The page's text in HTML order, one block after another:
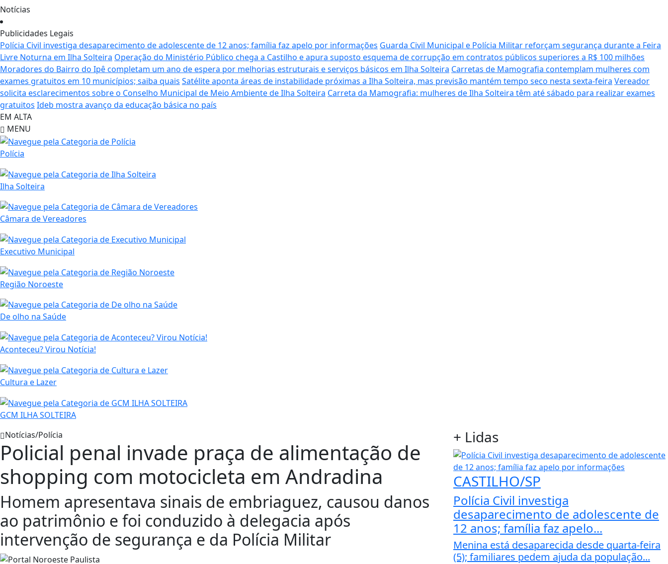
Notícias
Publicidades Legais
Polícia Civil investiga desaparecimento de adolescente de 12 anos; família faz apelo por informações Guarda Civil Municipal e Polícia Militar reforçam segurança durante a Feira
Livre Noturna em Ilha Solteira Operação do Ministério Público chega a Castilho e apura suposto esquema de corrupção em contratos públicos superiores a R$ 100 milhões
Moradores do Bairro do Ipê completam um ano de espera por melhorias estruturais e serviços básicos em Ilha Solteira Carretas de Mamografia contemplam mulheres com
exames gratuitos em 10 municípios; saiba quais Satélite aponta áreas de instabilidade próximas a Ilha Solteira, mas previsão mantém tempo seco nesta sexta-feira Vereador
solicita esclarecimentos sobre o Conselho Municipal de Meio Ambiente de Ilha Solteira Carreta da Mamografia: mulheres de Ilha Solteira têm até sábado para realizar exames
gratuitos Ideb mostra avanço da educação básica no país
EM ALTA
MENU
Polícia
Ilha Solteira
Câmara de Vereadores
Executivo Municipal
Região Noroeste
De olho na Saúde
Aconteceu? Virou Notícia!
Cultura e Lazer
GCM ILHA SOLTEIRA
Notícias/Polícia
Policial penal invade praça de alimentação de
shopping com motocicleta em Andradina
Homem apresentava sinais de embriaguez, causou danos
ao patrimônio e foi conduzido à delegacia após
intervenção de segurança e da Polícia Militar
+ Lidas
CASTILHO/SP
Polícia Civil investiga
desaparecimento de adolescente de
12 anos; família faz apelo...
Menina está desaparecida desde quarta-feira
(5); familiares pedem ajuda da população...